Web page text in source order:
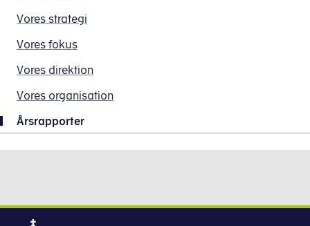
Vores strategi
Vores fokus
Vores direktion
Vores organisation
Årsrapporter